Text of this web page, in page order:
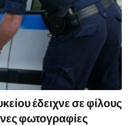
έδειχνε σε φίλους
φωτογραφίες